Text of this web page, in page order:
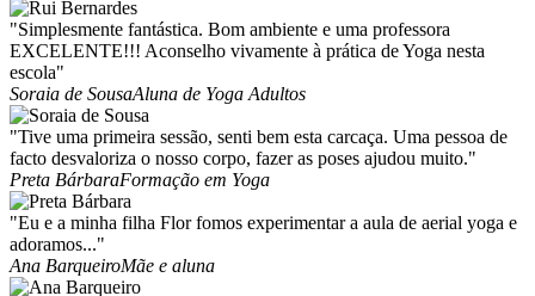
"Simplesmente fantástica. Bom ambiente e uma professora
EXCELENTE!!! Aconselho vivamente à prática de Yoga nesta
escola"
Soraia de SousaAluna de Yoga Adultos
"Tive uma primeira sessão, senti bem esta carcaça. Uma pessoa de
facto desvaloriza o nosso corpo, fazer as poses ajudou muito."
Preta BárbaraFormação em Yoga
"Eu e a minha filha Flor fomos experimentar a aula de aerial yoga e
adoramos..."
Ana BarqueiroMãe e aluna